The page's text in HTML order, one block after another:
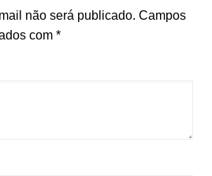
não será publicado. Campos
com *